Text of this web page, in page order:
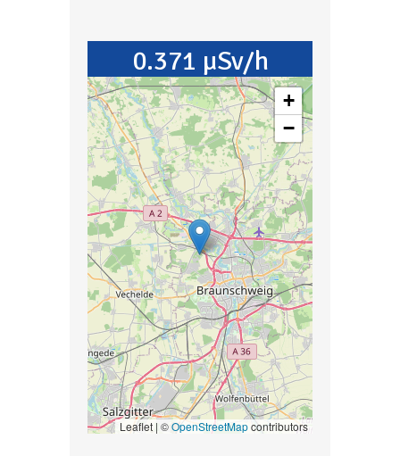
0.371 µSv/h
+
−
Leaflet | ©OpenStreetMapcontributors